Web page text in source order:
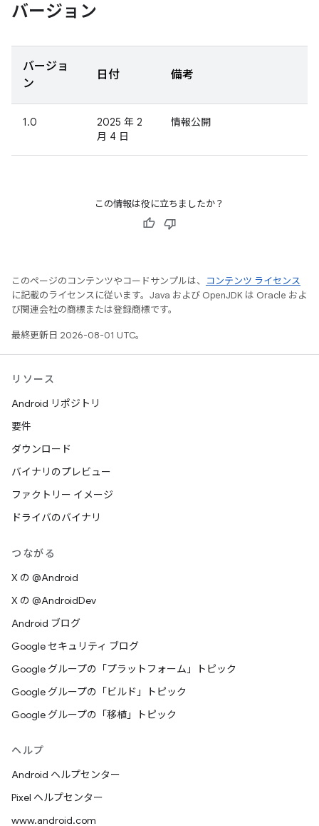
バージョン
バージョ
ン
日付 備考
1.0
2025 年 2
月 4 日
情報公開
この情報は役に立ちましたか？
このページのコンテンツやコードサンプルは、
コンテンツ ライセンス
に記載のライセンスに従います。Java および OpenJDK は Oracle およ
び関連会社の商標または登録商標です。
最終更新日 2026-08-01 UTC。
リソース
Android リポジトリ
要件
ダウンロード
バイナリのプレビュー
ファクトリー イメージ
ドライバのバイナリ
つながる
X の @Android
X の @AndroidDev
Android ブログ
Google セキュリティ ブログ
Google グループの「プラットフォーム」トピック
Google グループの「ビルド」トピック
Google グループの「移植」トピック
ヘルプ
Android ヘルプセンター
Pixel ヘルプセンター
www.android.com